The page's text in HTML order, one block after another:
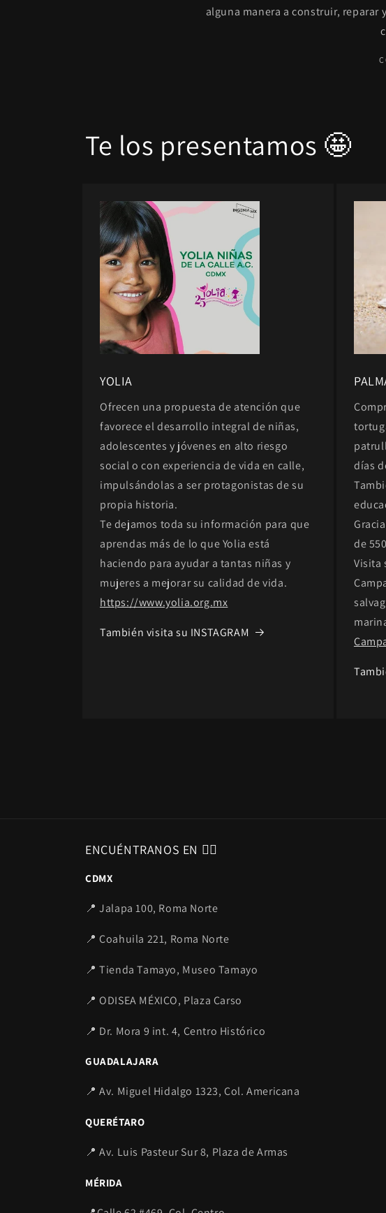
alguna manera a construir,
Te los presentamos 🤩
YOLIA
Ofrecen una propuesta de atención que
favorece el desarrollo integral de niñas,
adolescentes y jóvenes en alto riesgo
social o con experiencia de vida en calle,
impulsándolas a ser protagonistas de su
propia historia.
Te dejamos toda su información para que
aprendas más de lo que Yolia está
haciendo para ayudar a tantas niñas y
mujeres a mejorar su calidad de vida.
https://www.yolia.org.mx
También visita su INSTAGRAM
días
de
Visita
i
d
d
e
l
a
ENCUÉNTRANOS EN 👇🏻
CDMX
📍 Jalapa 100, Roma Norte
📍 Coahuila 221, Roma Norte
📍 Tienda Tamayo, Museo Tamayo
📍 ODISEA MÉXICO, Plaza Carso
📍 Dr. Mora 9 int. 4, Centro Histórico
GUADALAJARA
📍 Av. Miguel Hidalgo 1323, Col. Americana
QUERÉTARO
📍 Av. Luis Pasteur Sur 8, Plaza de Armas
MÉRIDA